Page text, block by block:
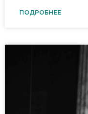
ПОДРОБНЕЕ